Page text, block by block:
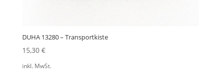
DUHA 13280 – Transportkiste
15,30 €
inkl. MwSt.